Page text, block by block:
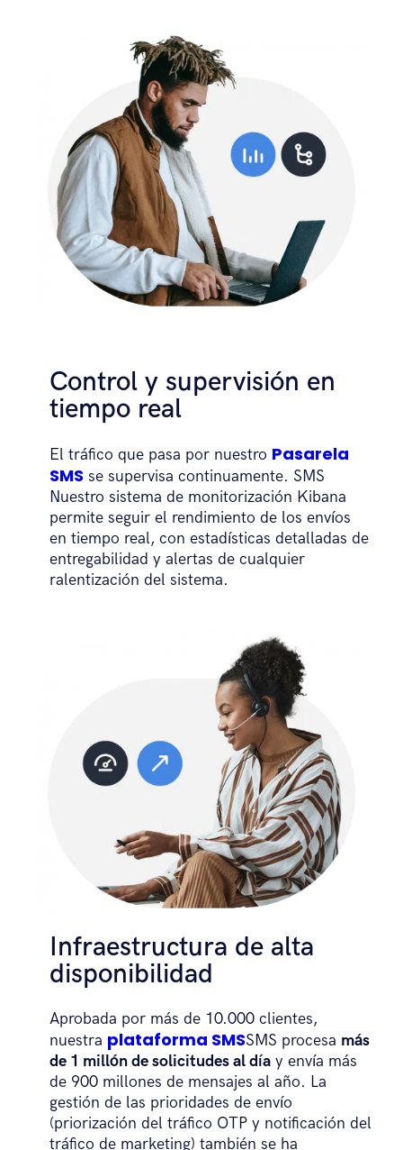
Control y supervisión en
tiempo real
El tráfico que pasa por nuestro Pasarela
SMS se supervisa continuamente. SMS
Nuestro sistema de monitorización Kibana
permite seguir el rendimiento de los envíos
en tiempo real, con estadísticas detalladas de
entregabilidad y alertas de cualquier
ralentización del sistema.
Infraestructura de alta
disponibilidad
Aprobada por más de 10.000 clientes,
nuestra plataforma SMSSMS procesa más
de 1 millón de solicitudes al día y envía más
de 900 millones de mensajes al año. La
gestión de las prioridades de envío
(priorización del tráfico OTP y notificación del
tráfico de marketing) también se ha